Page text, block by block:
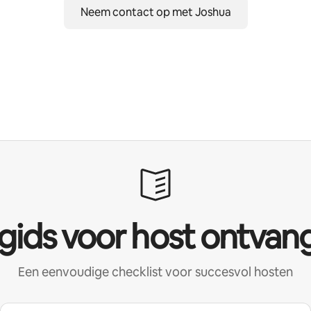
Neem contact op met Joshua
voor host
Een eenvoudige checklist voor succesvol hosten